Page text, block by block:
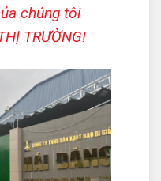
chúng tôi
TRƯỜNG!